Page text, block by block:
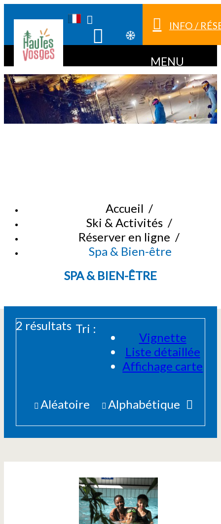
INFO /
MENU
Accueil /
Ski & Activités /
Réserver en ligne /
Spa & Bien-être
SPA & BIEN-ÊTRE
Vignette
Liste détaillée
Affichage carte
2 résultats Tri :
Aléatoire Alphabétique